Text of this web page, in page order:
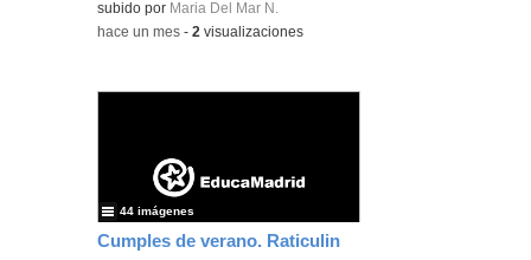
subido por Maria Del Mar N.
-hace un mes -2 visualizaciones
Cumples de verano. Raticulin
44 imágenes